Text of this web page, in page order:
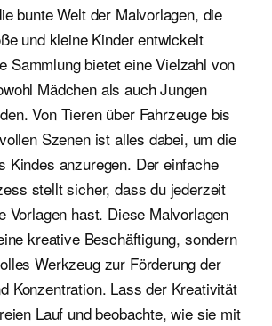
bunte Welt der Malvorlagen, die
und kleine Kinder entwickelt
Sammlung bietet eine Vielzahl von
Mädchen als auch Jungen
Von Tieren über Fahrzeuge bis
Szenen ist alles dabei, um die
Kindes anzuregen. Der einfache
stellt sicher, dass du jederzeit
Vorlagen hast. Diese Malvorlagen
kreative Beschäftigung, sondern
Werkzeug zur Förderung der
Konzentration. Lass der Kreativität
Lauf und beobachte, wie sie mit